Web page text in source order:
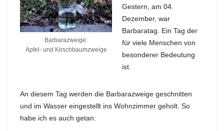
Barbarazweige:
Apfel- und Kirschbaumzweige
Gestern, am 04.
Dezember, war
Barbaratag. Ein Tag der
für viele Menschen von
besonderer Bedeutung
ist.
An diesem Tag werden die Barbarazweige geschnitten
und im Wasser eingestellt ins Wohnzimmer geholt. So
habe ich es auch getan: